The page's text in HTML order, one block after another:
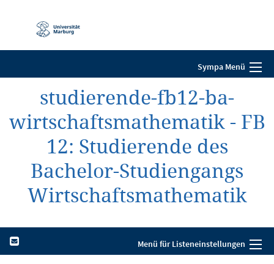
Navigation
Sympa Menü
studierende-fb12-ba-
wirtschaftsmathematik - FB
12: Studierende des
Bachelor-Studiengangs
Wirtschaftsmathematik
Menü für Listeneinstellungen